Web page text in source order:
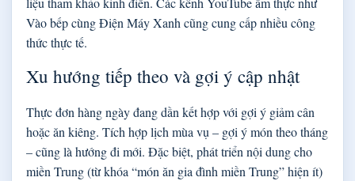
Vào bếp cùng Điện Máy Xanh cũng cung cấp nhiều công
thức thực tế.
Xu hướng tiếp theo và gợi ý cập nhật
Thực đơn hàng ngày đang dần kết hợp với gợi ý giảm cân
hoặc ăn kiêng. Tích hợp lịch mùa vụ – gợi ý món theo tháng
– cũng là hướng đi mới. Đặc biệt, phát triển nội dung cho
miền Trung (từ khóa “món ăn gia đình miền Trung” hiện ít)